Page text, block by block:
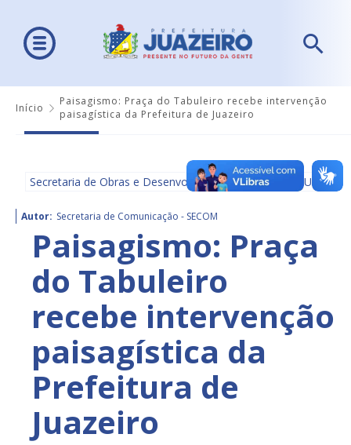
Início
Paisagismo: Praça do Tabuleiro recebe intervenção
paisagística da Prefeitura de Juazeiro
Secretaria de Obras e Desenvolvimento Urbano - SEDUR
Autor: Secretaria de Comunicação - SECOM
Paisagismo: Praça
do Tabuleiro
recebe intervenção
paisagística da
Prefeitura de
Juazeiro